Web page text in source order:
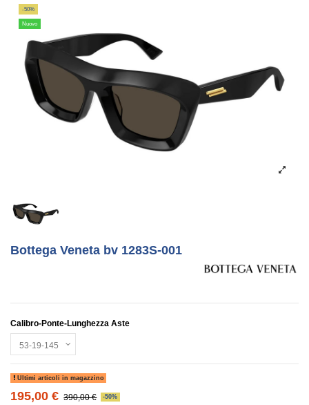
-50%
Nuovo
Bottega Veneta bv 1283S-001
Calibro-Ponte-Lunghezza Aste
Ultimi articoli in magazzino
195,00 € 390,00 € -50%